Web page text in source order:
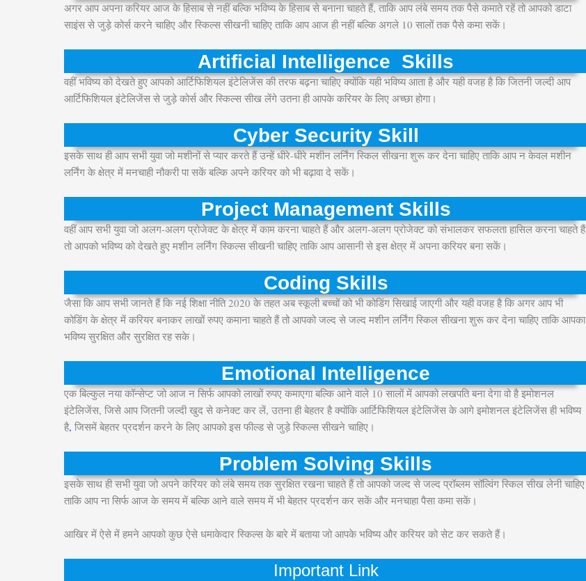
अगर आप अपना करियर आज के हिसाब से नहीं बल्कि भविष्य के हिसाब से बनाना चाहते हैं, ताकि आप लंबे समय तक पैसे कमाते रहें तो आपको डाटा
साइंस से जुड़े कोर्स करने चाहिए और स्किल्स सीखनी चाहिए ताकि आप आज ही नहीं बल्कि अगले 10 सालों तक पैसे कमा सकें।
Artificial Intelligence Skills
वहीं भविष्य को देखते हुए आपको आर्टिफिशियल इंटेलिजेंस की तरफ बढ़ना चाहिए क्योंकि यही भविष्य आता है और यही वजह है कि जितनी जल्दी आप
आर्टिफिशियल इंटेलिजेंस से जुड़े कोर्स और स्किल्स सीख लेंगे उतना ही आपके करियर के लिए अच्छा होगा।
Cyber Security Skill
इसके साथ ही आप सभी युवा जो मशीनों से प्यार करते हैं उन्हें धीरे-धीरे मशीन लर्निंग स्किल सीखना शुरू कर देना चाहिए ताकि आप न केवल मशीन
लर्निंग के क्षेत्र में मनचाही नौकरी पा सकें बल्कि अपने करियर को भी बढ़ावा दे सकें।
Project Management Skills
वहीं आप सभी युवा जो अलग-अलग प्रोजेक्ट के क्षेत्र में काम करना चाहते हैं और अलग-अलग प्रोजेक्ट को संभालकर सफलता हासिल करना चाहते हैं
तो आपको भविष्य को देखते हुए मशीन लर्निंग स्किल्स सीखनी चाहिए ताकि आप आसानी से इस क्षेत्र में अपना करियर बना सकें।
Coding Skills
जैसा कि आप सभी जानते हैं कि नई शिक्षा नीति 2020 के तहत अब स्कूली बच्चों को भी कोडिंग सिखाई जाएगी और यही वजह है कि अगर आप भी
कोडिंग के क्षेत्र में करियर बनाकर लाखों रुपए कमाना चाहते हैं तो आपको जल्द से जल्द मशीन लर्निंग स्किल सीखना शुरू कर देना चाहिए ताकि आपका
भविष्य सुरक्षित और सुरक्षित रह सके।
Emotional Intelligence
एक बिल्कुल नया कॉन्सेप्ट जो आज न सिर्फ आपको लाखों रुपए कमाएगा बल्कि आने वाले 10 सालों में आपको लखपति बना देगा वो है इमोशनल
इंटेलिजेंस, जिसे आप जितनी जल्दी खुद से कनेक्ट कर लें, उतना ही बेहतर है क्योंकि आर्टिफिशियल इंटेलिजेंस के आगे इमोशनल इंटेलिजेंस ही भविष्य
है, जिसमें बेहतर प्रदर्शन करने के लिए आपको इस फील्ड से जुड़े स्किल्स सीखने चाहिए।
Problem Solving Skills
इसके साथ ही सभी युवा जो अपने करियर को लंबे समय तक सुरक्षित रखना चाहते हैं तो आपको जल्द से जल्द प्रॉब्लम सॉल्विंग स्किल सीख लेनी चाहिए
ताकि आप ना सिर्फ आज के समय में बल्कि आने वाले समय में भी बेहतर प्रदर्शन कर सकें और मनचाहा पैसा कमा सकें।
आखिर में ऐसे में हमने आपको कुछ ऐसे धमाकेदार स्किल्स के बारे में बताया जो आपके भविष्य और करियर को सेट कर सकते हैं।
Important Link